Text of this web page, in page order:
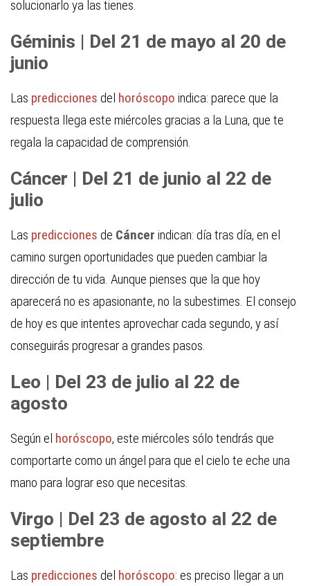
solucionarlo ya las tienes.
Géminis | Del 21 de mayo al 20 de
junio
Las predicciones del horóscopo indica: parece que la
respuesta llega este miércoles gracias a la Luna, que te
regala la capacidad de comprensión.
Cáncer | Del 21 de junio al 22 de
julio
Las predicciones de Cáncer indican: día tras día, en el
camino surgen oportunidades que pueden cambiar la
dirección de tu vida. Aunque pienses que la que hoy
aparecerá no es apasionante, no la subestimes. El consejo
de hoy es que intentes aprovechar cada segundo, y así
conseguirás progresar a grandes pasos.
Leo | Del 23 de julio al 22 de
agosto
Según el horóscopo, este miércoles sólo tendrás que
comportarte como un ángel para que el cielo te eche una
mano para lograr eso que necesitas.
Virgo | Del 23 de agosto al 22 de
septiembre
Las predicciones del horóscopo: es preciso llegar a un